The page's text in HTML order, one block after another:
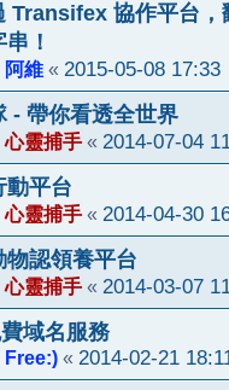
Transifex 協作平台，
！
阿維 « 2015-05-08 17:33
- 帶你看透全世界
心靈捕手 « 2014-07-04
動平台
心靈捕手 « 2014-04-30
物認領養平台
心靈捕手 « 2014-03-07
域名服務
Free:) « 2014-02-21